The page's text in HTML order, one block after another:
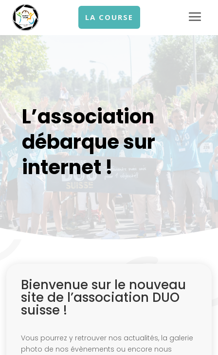
LA COURSE
L’association
débarque sur
internet !
Bienvenue sur le nouveau
site de l’association DUO
suisse !
Vous pourrez y retrouver nos actualités, la galerie
photo de nos évènements ou encore nous